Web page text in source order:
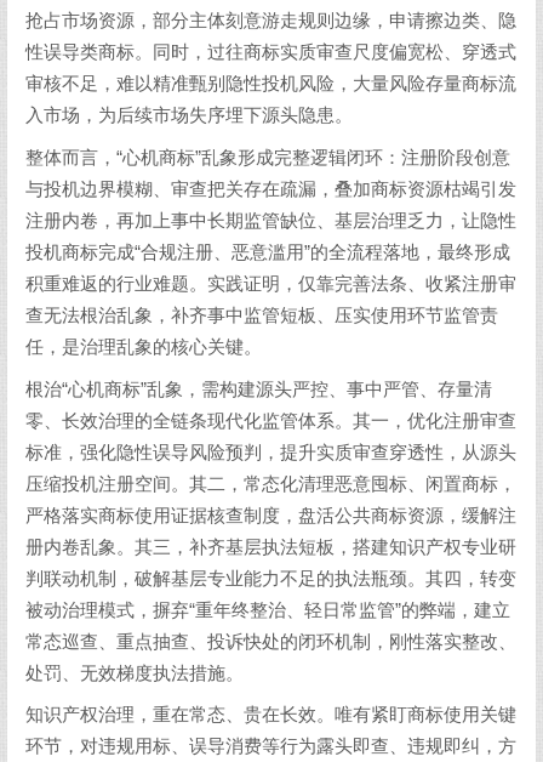
抢占市场资源，部分主体刻意游走规则边缘，申请擦边类、隐
性误导类商标。同时，过往商标实质审查尺度偏宽松、穿透式
审核不足，难以精准甄别隐性投机风险，大量风险存量商标流
入市场，为后续市场失序埋下源头隐患。
整体而言，“心机商标”乱象形成完整逻辑闭环：注册阶段创意
与投机边界模糊、审查把关存在疏漏，叠加商标资源枯竭引发
注册内卷，再加上事中长期监管缺位、基层治理乏力，让隐性
投机商标完成“合规注册、恶意滥用”的全流程落地，最终形成
积重难返的行业难题。实践证明，仅靠完善法条、收紧注册审
查无法根治乱象，补齐事中监管短板、压实使用环节监管责
任，是治理乱象的核心关键。
根治“心机商标”乱象，需构建源头严控、事中严管、存量清
零、长效治理的全链条现代化监管体系。其一，优化注册审查
标准，强化隐性误导风险预判，提升实质审查穿透性，从源头
压缩投机注册空间。其二，常态化清理恶意囤标、闲置商标，
严格落实商标使用证据核查制度，盘活公共商标资源，缓解注
册内卷乱象。其三，补齐基层执法短板，搭建知识产权专业研
判联动机制，破解基层专业能力不足的执法瓶颈。其四，转变
被动治理模式，摒弃“重年终整治、轻日常监管”的弊端，建立
常态巡查、重点抽查、投诉快处的闭环机制，刚性落实整改、
处罚、无效梯度执法措施。
知识产权治理，重在常态、贵在长效。唯有紧盯商标使用关键
环节，对违规用标、误导消费等行为露头即查、违规即纠，方